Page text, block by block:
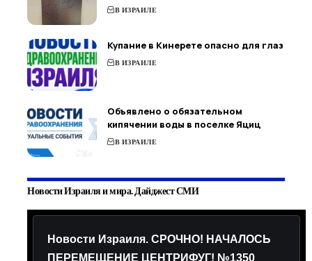
В ИЗРАИЛЕ
Купание в Кинерете опасно для глаз
В ИЗРАИЛЕ
Объявлено о обязательном
кипячении воды в поселке Яциц
В ИЗРАИЛЕ
Новости Израиля и мира. Дайджест СМИ